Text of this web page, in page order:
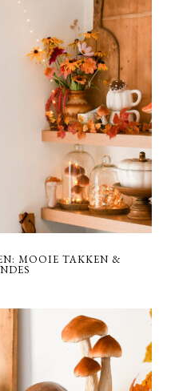
MOOIE TAKKEN &